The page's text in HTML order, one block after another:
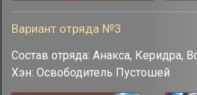
Вариант отряда №3
Состав отряда: Анакса, Керидра,
Хэн: Освободитель Пустошей